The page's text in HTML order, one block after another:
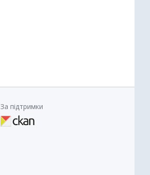
За підтримки